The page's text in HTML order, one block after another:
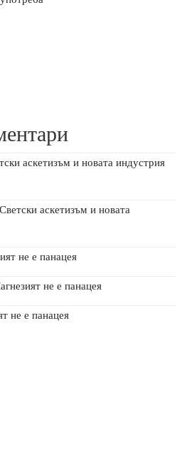
аскетизъм и новата индустрия
Светски аскетизъм и новата
не е панацея
не е панацея
не е панацея